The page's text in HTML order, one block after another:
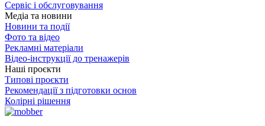
Сервіс і обслуговування
Медіа та новини
Новини та події
Фото та відео
Рекламні матеріали
Відео-інструкції до тренажерів
Наші проєкти
Типові проєкти
Рекомендації з підготовки основ
Колірні рішення